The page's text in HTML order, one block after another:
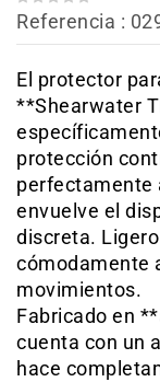
Referencia :
El protector
**Shearwater
protección
perfectamente
envuelve el
discreta.
cómodamente
movimientos.
Fabricado en
cuenta con un
hace